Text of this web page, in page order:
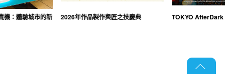
機：體驗城市的新 2026年作品製作與匠之技慶典 TOKYO